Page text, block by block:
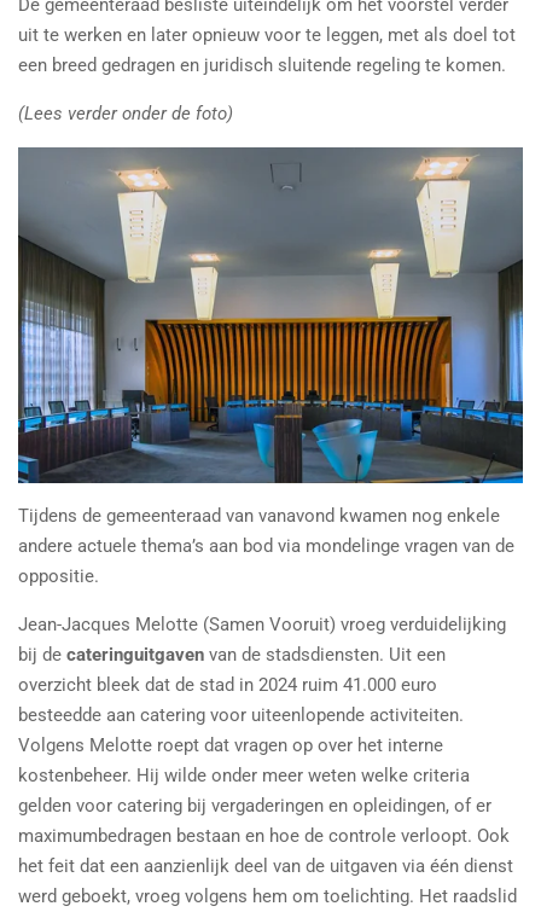
De gemeenteraad besliste uiteindelijk om het voorstel verder
uit te werken en later opnieuw voor te leggen, met als doel tot
een breed gedragen en juridisch sluitende regeling te komen.
(Lees verder onder de foto)
Tijdens de gemeenteraad van vanavond kwamen nog enkele
andere actuele thema’s aan bod via mondelinge vragen van de
oppositie.
Jean-Jacques Melotte (Samen Vooruit) vroeg verduidelijking
bij de cateringuitgaven van de stadsdiensten. Uit een
overzicht bleek dat de stad in 2024 ruim 41.000 euro
besteedde aan catering voor uiteenlopende activiteiten.
Volgens Melotte roept dat vragen op over het interne
kostenbeheer. Hij wilde onder meer weten welke criteria
gelden voor catering bij vergaderingen en opleidingen, of er
maximumbedragen bestaan en hoe de controle verloopt. Ook
het feit dat een aanzienlijk deel van de uitgaven via één dienst
werd geboekt, vroeg volgens hem om toelichting. Het raadslid